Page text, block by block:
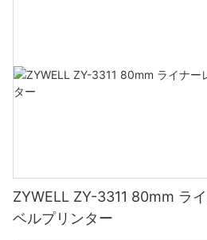
ZYWELL ZY-3311 80mm ラ
ベルプリンター